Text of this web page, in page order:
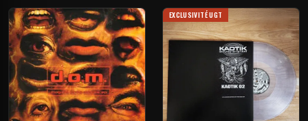
EXCLUSIVITÉ UGT